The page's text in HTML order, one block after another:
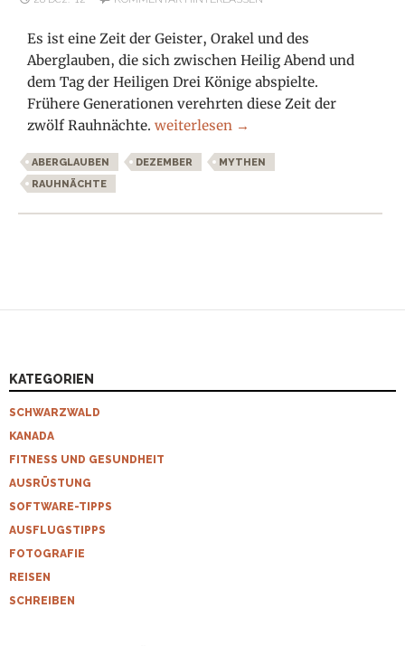
Es ist eine Zeit der Geister, Orakel und des
Aberglauben, die sich zwischen Heilig Abend und
dem Tag der Heiligen Drei Könige abspielte.
Frühere Generationen verehrten diese Zeit der
zwölf Rauhnächte.Die Zeit der Rauhnächte
weiterlesen →
ABERGLAUBEN DEZEMBER
MYTHEN
RAUHNÄCHTE
KATEGORIEN
SCHWARZWALD
KANADA
FITNESS UND GESUNDHEIT
AUSRÜSTUNG
SOFTWARE-TIPPS
AUSFLUGSTIPPS
FOTOGRAFIE
REISEN
SCHREIBEN